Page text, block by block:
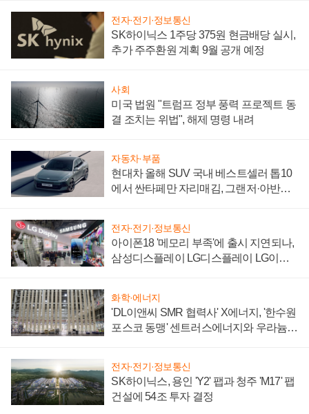
전자·전기·정보통신
SK하이닉스 1주당 375원 현금배당 실시,
추가 주주환원 계획 9월 공개 예정
사회
미국 법원 "트럼프 정부 풍력 프로젝트 동
결 조치는 위법", 해제 명령 내려
자동차·부품
현대차 올해 SUV 국내 베스트셀러 톱10
에서 싼타페만 자리매김, 그랜저·아반떼
전자·전기·정보통신
아이폰18 '메모리 부족'에 출시 지연되나,
삼성디스플레이 LG디스플레이 LG이노
화학·에너지
'DL이앤씨 SMR 협력사' X에너지, '한수원
포스코 동맹' 센트러스에너지와 우라늄
전자·전기·정보통신
SK하이닉스, 용인 'Y2' 팹과 청주 'M17' 팹
건설에 54조 투자 결정